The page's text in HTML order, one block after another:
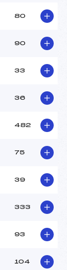
80
90
33
36
482
75
39
333
93
104